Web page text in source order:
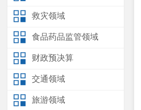
救灾领域
食品药品监管领域
财政预决算
交通领域
旅游领域